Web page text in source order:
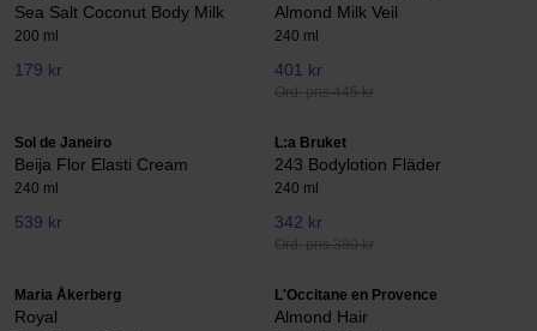
Sea Salt Coconut Body Milk
200 ml
179 kr
Almond Milk Veil
240 ml
401 kr
Ord. pris 445 kr
Sol de Janeiro
Beija Flor Elasti Cream
240 ml
539 kr
L:a Bruket
243 Bodylotion Fläder
240 ml
342 kr
Ord. pris 380 kr
Maria Åkerberg
Royal
L'Occitane en Provence
Almond Hair